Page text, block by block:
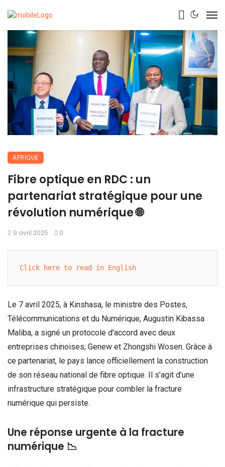
AFRIQUE
Fibre optique en RDC : un
partenariat stratégique pour une
révolution numérique 🌐
9 avril 2025 0
Click here to read in English
Le 7 avril 2025, à Kinshasa, le ministre des Postes,
Télécommunications et du Numérique, Augustin Kibassa
Maliba, a signé un protocole d’accord avec deux
entreprises chinoises, Genew et Zhongshi Wosen. Grâce à
ce partenariat, le pays lance officiellement la construction
de son réseau national de fibre optique. Il s’agit d’une
infrastructure stratégique pour combler la fracture
numérique qui persiste.
Une réponse urgente à la fracture
numérique 📉